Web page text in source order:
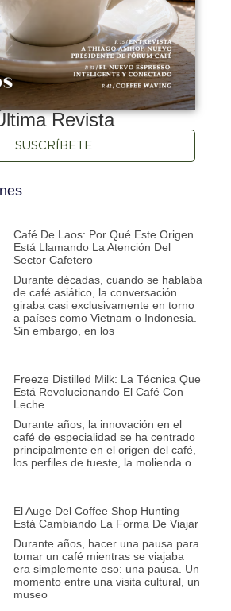
Revista
SUSCRÍBETE
Café De Laos: Por Qué Este Origen
Está Llamando La Atención Del
Sector Cafetero
Durante décadas, cuando se hablaba
de café asiático, la conversación
giraba casi exclusivamente en torno
a países como Vietnam o Indonesia.
Sin embargo, en los
Freeze Distilled Milk: La Técnica Que
Está Revolucionando El Café Con
Leche
Durante años, la innovación en el
café de especialidad se ha centrado
principalmente en el origen del café,
los perfiles de tueste, la molienda o
El Auge Del Coffee Shop Hunting
Está Cambiando La Forma De Viajar
Durante años, hacer una pausa para
tomar un café mientras se viajaba
era simplemente eso: una pausa. Un
momento entre una visita cultural, un
museo